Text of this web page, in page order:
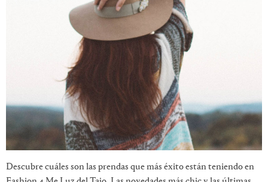
Descubre cuáles son las prendas que más éxito están teniendo en